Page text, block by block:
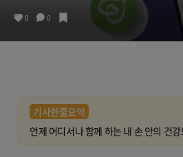
0 0
기사한줄요약
언제 어디서나 함께 하는 내 손 안의 건